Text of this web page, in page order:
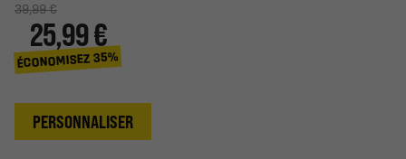
39,99 €
25,99 €
ÉCONOMISEZ 35%
PERSONNALISER